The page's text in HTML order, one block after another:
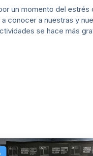
un momento del estrés
conocer a nuestras y
se hace más